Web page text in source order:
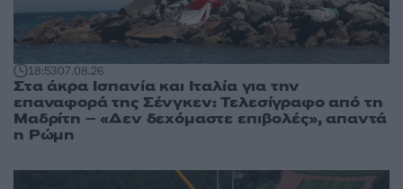
18:5307.08.26
Στα άκρα Ισπανία και Ιταλία για την
επαναφορά της Σένγκεν: Τελεσίγραφο από τη
Μαδρίτη – «Δεν δεχόμαστε επιβολές», απαντά
η Ρώμη